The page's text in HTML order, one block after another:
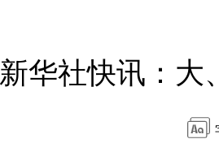
新华社快讯：大